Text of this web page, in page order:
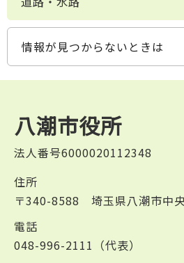
情報が見つからないときは
八潮市役所
法人番号6000020112348
住所
〒340-8588 埼玉県八潮市中
電話
048-996-2111（代表）